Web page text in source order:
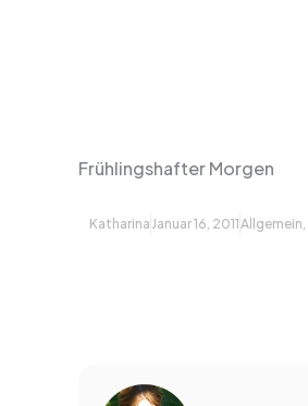
Frühlingshafter Morgen
Katharina Januar 16, 2011Allgemein